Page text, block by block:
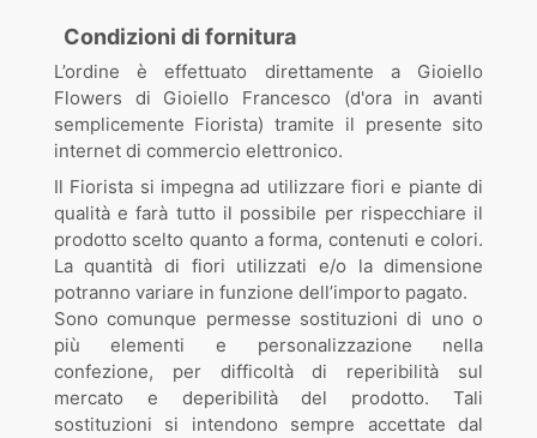
Condizioni di fornitura
L’ordine è effettuato direttamente a Gioiello
Flowers di Gioiello Francesco (d'ora in avanti
semplicemente Fiorista) tramite il presente sito
internet di commercio elettronico.
Il Fiorista si impegna ad utilizzare fiori e piante di
qualità e farà tutto il possibile per rispecchiare il
prodotto scelto quanto a forma, contenuti e colori.
La quantità di fiori utilizzati e/o la dimensione
potranno variare in funzione dell’importo pagato.
Sono comunque permesse sostituzioni di uno o
più elementi e personalizzazione nella
confezione, per difficoltà di reperibilità sul
mercato e deperibilità del prodotto. Tali
sostituzioni si intendono sempre accettate dal